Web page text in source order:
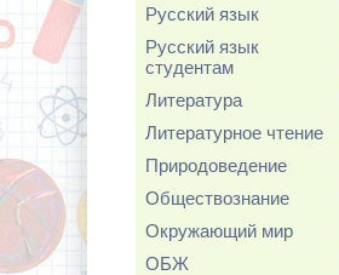
Русский язык
Русский язык
студентам
Литература
Литературное чтение
Природоведение
Обществознание
Окружающий мир
ОБЖ